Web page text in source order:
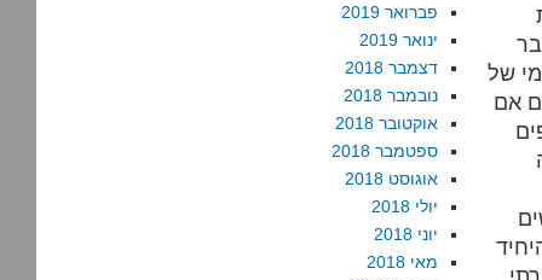
של
אם
פברואר 2019
ינואר 2019
דצמבר 2018
נובמבר 2018
אוקטובר 2018
ספטמבר 2018
אוגוסט 2018
יולי 2018
יוני 2018
מאי 2018